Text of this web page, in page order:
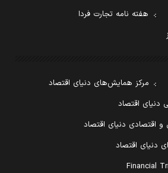
هفته نامه تجارت فردا
مرکز همایش‌های دنیای اقتصاد
دنیای اقتصاد
اقتصادی دنیای اقتصاد
دنیای اقتصاد